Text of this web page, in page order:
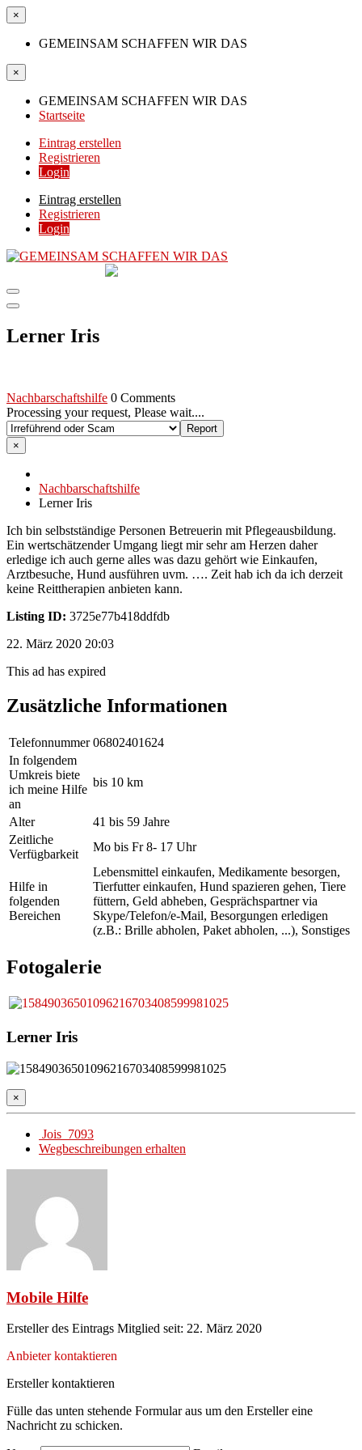
×
GEMEINSAM SCHAFFEN WIR DAS
×
GEMEINSAM SCHAFFEN WIR DAS
Startseite
Eintrag erstellen
Registrieren
Login
Eintrag erstellen
Registrieren
Login
Lerner Iris
Nachbarschaftshilfe 0 Comments
Processing your request, Please wait....
×
Nachbarschaftshilfe
Lerner Iris
Ich bin selbstständige Personen Betreuerin mit Pflegeausbildung.
Ein wertschätzender Umgang liegt mir sehr am Herzen daher
erledige ich auch gerne alles was dazu gehört wie Einkaufen,
Arztbesuche, Hund ausführen uvm. …. Zeit hab ich da ich derzeit
keine Reittherapien anbieten kann.
Listing ID: 3725e77b418ddfdb
22. März 2020 20:03
This ad has expired
Zusätzliche Informationen
Telefonnummer 06802401624
In folgendem
Umkreis biete
ich meine Hilfe
an
bis 10 km
Alter
41 bis 59 Jahre
Zeitliche
Verfügbarkeit
Mo bis Fr 8- 17 Uhr
Hilfe in
folgenden
Bereichen
Lebensmittel einkaufen, Medikamente besorgen,
Tierfutter einkaufen, Hund spazieren gehen, Tiere
füttern, Geld abheben, Gesprächspartner via
Skype/Telefon/e-Mail, Besorgungen erledigen
(z.B.: Brille abholen, Paket abholen, ...), Sonstiges
Fotogalerie
Lerner Iris
×
Jois 7093
Wegbeschreibungen erhalten
Mobile Hilfe
Ersteller des Eintrags Mitglied seit: 22. März 2020
Anbieter kontaktieren
Ersteller kontaktieren
Fülle das unten stehende Formular aus um den Ersteller eine
Nachricht zu schicken.